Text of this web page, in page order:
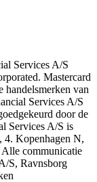
Services A/S
Mastercard
handelsmerken van
Services A/S
door de
Services A/S is
4. Kopenhagen N,
communicatie
S, Ravnsborg